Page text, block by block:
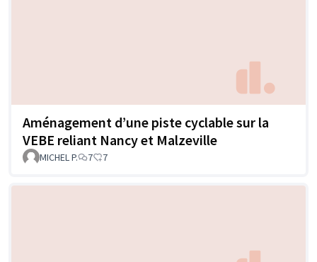
Aménagement d’une piste cyclable sur la
VEBE reliant Nancy et Malzeville
MICHEL P. 7 7